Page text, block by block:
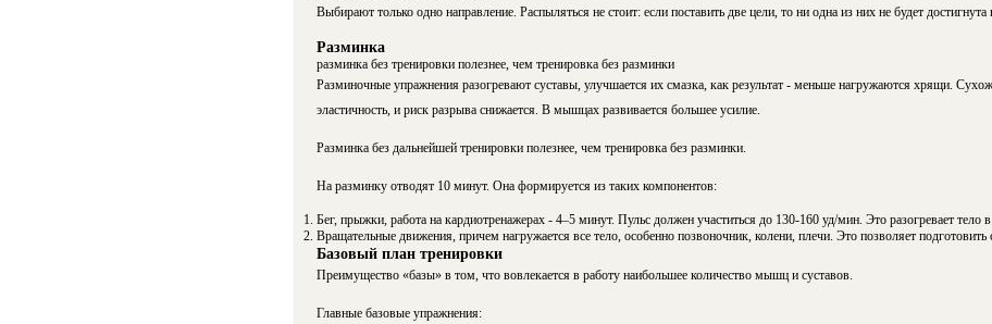
Выбирают только одно направление. Распыляться не стоит: если поставить две цели, то ни одна из них не будет достигнута
Разминка
разминка без тренировки полезнее, чем тренировка без разминки
Разминочные упражнения разогревают суставы, улучшается их смазка, как результат - меньше нагружаются хрящи.
эластичность, и риск разрыва снижается. В мышцах развивается большее усилие.
Разминка без дальнейшей тренировки полезнее, чем тренировка без разминки.
На разминку отводят 10 минут. Она формируется из таких компонентов:
Бег, прыжки, работа на кардиотренажерах - 4–5 минут. Пульс должен участиться до 130-160 уд/мин. Это разогревает тело
Вращательные движения, причем нагружается все тело, особенно позвоночник, колени, плечи. Это позволяет подготовить
Базовый план тренировки
Преимущество «базы» в том, что вовлекается в работу наибольшее количество мышц и суставов.
Главные базовые упражнения: